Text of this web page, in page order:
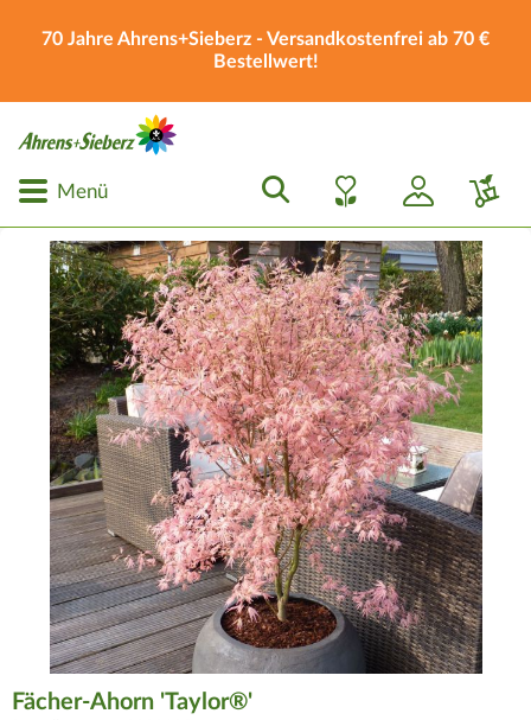
70 Jahre Ahrens+Sieberz - Versandkostenfrei ab 70 €
Bestellwert!
Menü
Fächer-Ahorn 'Taylor®'